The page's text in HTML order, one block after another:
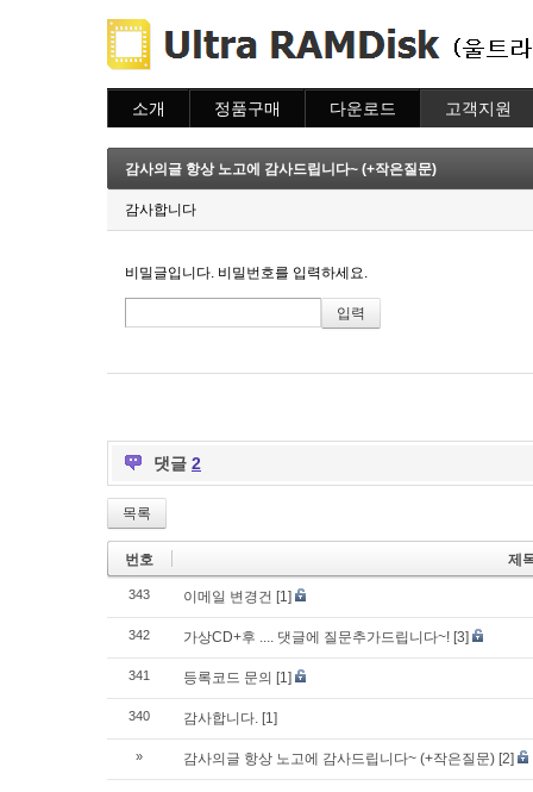
소개 정품구매
주문조회
이용안내
다운로드 고객지원
질문하기
감사의글 항상 노고에 감사드립니다~ (+작은질문)
감사합니다
비밀글입니다. 비밀번호를 입력하세요.
댓글 2
목록
번호 제
343 이메일 변경건 [1]
342 가상CD+후 .... 댓글에 질문추가드립니다~! [3]
341 등록코드 문의 [1]
340 감사합니다. [1]
» 감사의글 항상 노고에 감사드립니다~ (+작은질문) [2]